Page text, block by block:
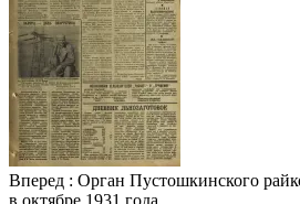
Вперед : Орган Пустошкинского
в октябре 1931 года